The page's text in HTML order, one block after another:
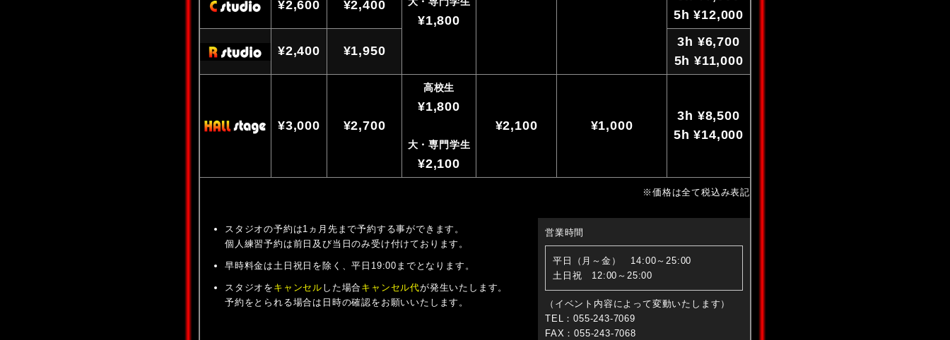
※価格は全て税込み表記
スタジオの予約は1ヵ月先まで予約する事ができます。
個人練習予約は前日及び当日のみ受け付けております。
早時料金は土日祝日を除く、平日19:00までとなります。
スタジオを キャンセル した場合キャンセル代が発生いたします。
予約をとられる場合は日時の確認をお願いいたします。
営業時間
平日（月～金） 14:00～25:00
土日祝 12:00～25:00
（イベント内容によって変動いたします）
TEL：055-243-7069
FAX：055-243-7068
¥1,800
¥2,600 ¥2,400
5h ¥12,000
¥2,400 ¥1,950
3h ¥6,700
5h ¥11,000
¥3,000 ¥2,700
高校生
¥1,800
大・専門学生
¥2,100
¥2,100 ¥1,000
3h ¥8,500
5h ¥14,000